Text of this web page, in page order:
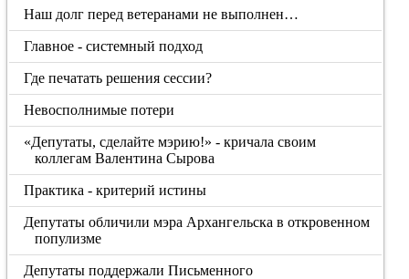
Наш долг перед ветеранами не выполнен…
Главное - системный подход
Где печатать решения сессии?
Невосполнимые потери
«Депутаты, сделайте мэрию!» - кричала своим
коллегам Валентина Сырова
Практика - критерий истины
Депутаты обличили мэра Архангельска в откровенном
популизме
Депутаты поддержали Письменного